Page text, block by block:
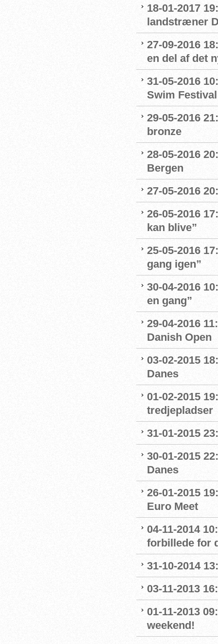
18-01-2017
landstræner
27-09-2016
en del af det
31-05-2016
Swim Festival
29-05-2016
bronze
28-05-2016
Bergen
27-05-2016
26-05-2016
kan blive”
25-05-2016
gang igen”
30-04-2016
en gang”
29-04-2016
Danish Open
03-02-2015
Danes
01-02-2015
tredjepladser
31-01-2015
30-01-2015
Danes
26-01-2015
Euro Meet
04-11-2014
forbillede for
31-10-2014
03-11-2013
01-11-2013
weekend!